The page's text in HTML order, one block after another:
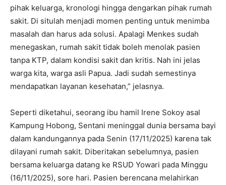
pihak keluarga, kronologi hingga dengarkan pihak rumah
sakit. Di situlah menjadi momen penting untuk menimba
masalah dan harus ada solusi. Apalagi Menkes sudah
menegaskan, rumah sakit tidak boleh menolak pasien
tanpa KTP, dalam kondisi sakit dan kritis. Nah ini jelas
warga kita, warga asli Papua. Jadi sudah semestinya
mendapatkan layanan kesehatan,” jelasnya.
Seperti diketahui, seorang ibu hamil Irene Sokoy asal
Kampung Hobong, Sentani meninggal dunia bersama bayi
dalam kandungannya pada Senin (17/11/2025) karena tak
dilayani rumah sakit. Diberitakan sebelumnya, pasien
bersama keluarga datang ke RSUD Yowari pada Minggu
(16/11/2025), sore hari. Pasien berencana melahirkan